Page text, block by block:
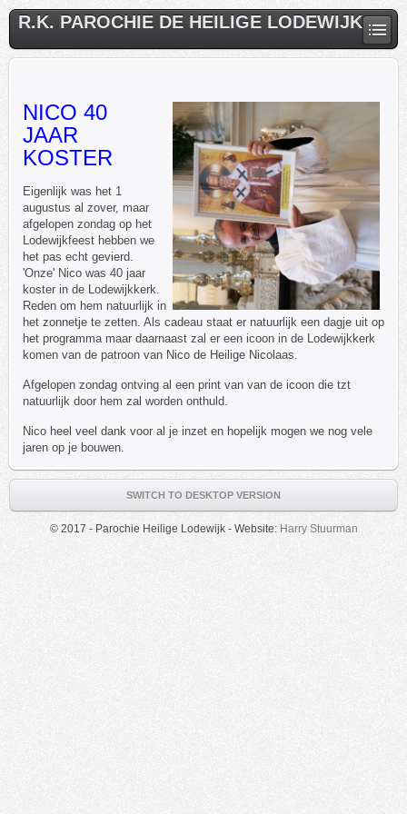
R.K. PAROCHIE DE HEILIGE LODEWIJK
NICO 40
JAAR
KOSTER
Eigenlijk was het 1
augustus al zover, maar
afgelopen zondag op het
Lodewijkfeest hebben we
het pas echt gevierd.
'Onze' Nico was 40 jaar
koster in de Lodewijkkerk.
Reden om hem natuurlijk in
het zonnetje te zetten. Als cadeau staat er natuurlijk een dagje uit op
het programma maar daarnaast zal er een icoon in de Lodewijkkerk
komen van de patroon van Nico de Heilige Nicolaas.
Afgelopen zondag ontving al een print van van de icoon die tzt
natuurlijk door hem zal worden onthuld.
Nico heel veel dank voor al je inzet en hopelijk mogen we nog vele
jaren op je bouwen.
SWITCH TO DESKTOP VERSION
© 2017 - Parochie Heilige Lodewijk - Website: Harry Stuurman